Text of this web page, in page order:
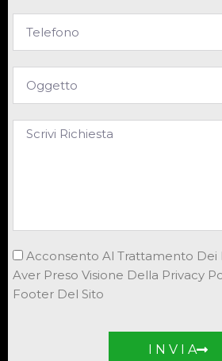
Acconsento Al Trattamento Dei
Aver Preso Visione Della Privacy
Footer Del Sito
I N V I A